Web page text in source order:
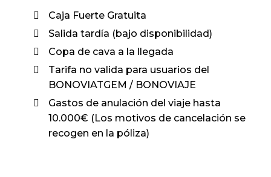
Caja Fuerte Gratuita
Salida tardía (bajo disponibilidad)
Copa de cava a la llegada
Tarifa no valida para usuarios del
BONOVIATGEM / BONOVIAJE
Gastos de anulación del viaje hasta
10.000€ (Los motivos de cancelación se
recogen en la póliza)